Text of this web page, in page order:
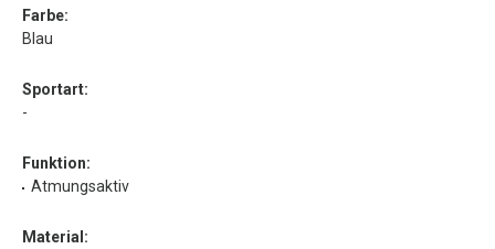
Farbe:
Blau
Sportart:
-
Funktion:
Atmungsaktiv
Material: